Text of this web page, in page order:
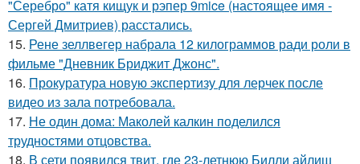
"Серебро" катя кищук и рэпер 9mice (настоящее имя -
Сергей Дмитриев) расстались.
15. Рене зеллвегер набрала 12 килограммов ради роли в
фильме "Дневник Бриджит Джонс".
16. Прокуратура новую экспертизу для лерчек после
видео из зала потребовала.
17. Не один дома: Маколей калкин поделился
трудностями отцовства.
18. В сети появился твит, где 23-летнюю Билли айлиш